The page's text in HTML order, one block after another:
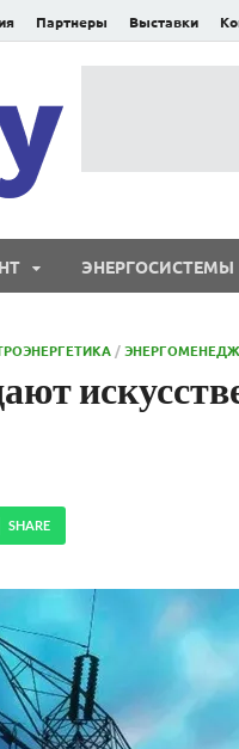
Партнеры Выставки
ЭНЕРГОСИСТЕМЫ
/
SHARE